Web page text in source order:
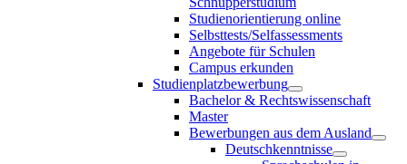
Studienorientierung online
Selbsttests/Selfassessments
Angebote für Schulen
Campus erkunden
Studienplatzbewerbung
Bachelor & Rechtswissenschaft
Master
Bewerbungen aus dem Ausland
Deutschkenntnisse